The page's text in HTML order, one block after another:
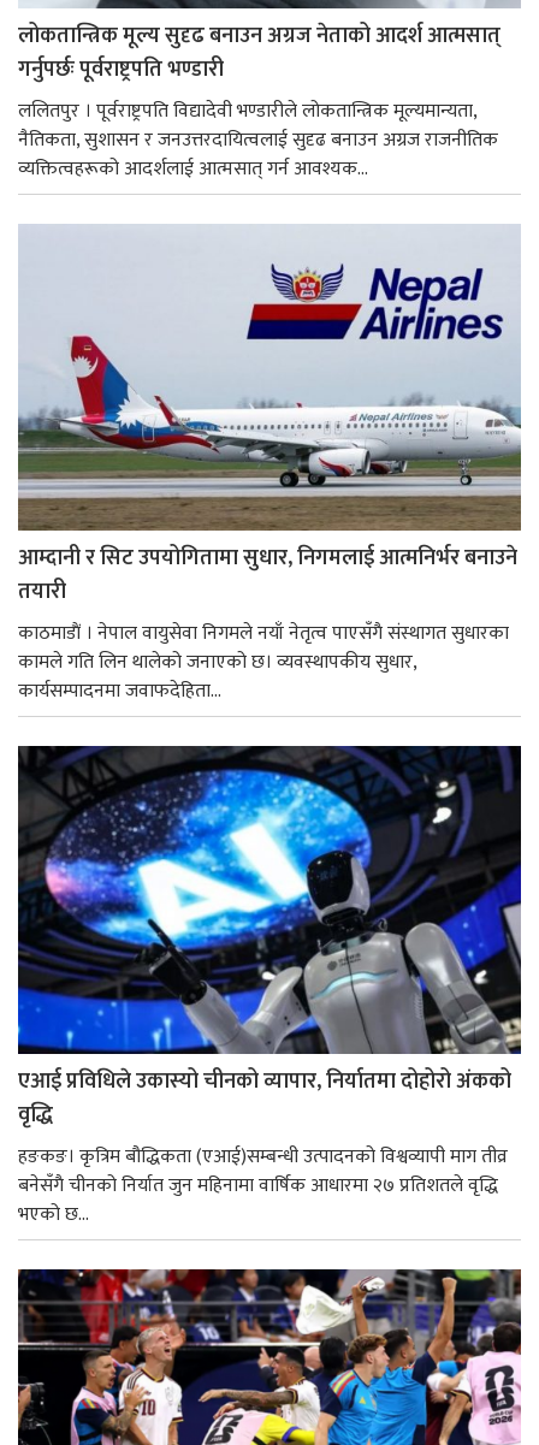
लोकतान्त्रिक मूल्य सुदृढ बनाउन अग्रज नेताको आदर्श आत्मसात्
गर्नुपर्छः पूर्वराष्ट्रपति भण्डारी
ललितपुर । पूर्वराष्ट्रपति विद्यादेवी भण्डारीले लोकतान्त्रिक मूल्यमान्यता,
नैतिकता, सुशासन र जनउत्तरदायित्वलाई सुदृढ बनाउन अग्रज राजनीतिक
व्यक्तित्वहरूको आदर्शलाई आत्मसात् गर्न आवश्यक...
आम्दानी र सिट उपयोगितामा सुधार, निगमलाई आत्मनिर्भर बनाउने
तयारी
काठमाडाैं । नेपाल वायुसेवा निगमले नयाँ नेतृत्व पाएसँगै संस्थागत सुधारका
कामले गति लिन थालेको जनाएको छ। व्यवस्थापकीय सुधार,
कार्यसम्पादनमा जवाफदेहिता...
एआई प्रविधिले उकास्यो चीनको व्यापार, निर्यातमा दोहोरो अंकको
वृद्धि
हङकङ। कृत्रिम बौद्धिकता (एआई)सम्बन्धी उत्पादनको विश्वव्यापी माग तीव्र
बनेसँगै चीनको निर्यात जुन महिनामा वार्षिक आधारमा २७ प्रतिशतले वृद्धि
भएको छ...